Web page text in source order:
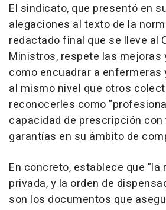
El sindicato, que presentó en
alegaciones al texto de la
redactado final que se lleve al
Ministros, respete las mejoras
como encuadrar a
al mismo nivel que otros
reconocerles como
capacidad de prescripción
garantías en su ámbito de
En concreto, establece que "la
privada, y la orden de
son los documentos que